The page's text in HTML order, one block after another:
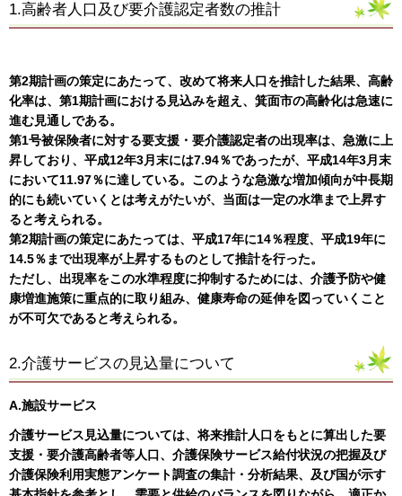
1.高齢者人口及び要介護認定者数の推計
第2期計画の策定にあたって、改めて将来人口を推計した結果、高齢
化率は、第1期計画における見込みを超え、箕面市の高齢化は急速に
進む見通しである。
第1号被保険者に対する要支援・要介護認定者の出現率は、急激に上
昇しており、平成12年3月末には7.94％であったが、平成14年3月末
において11.97％に達している。このような急激な増加傾向が中長期
的にも続いていくとは考えがたいが、当面は一定の水準まで上昇す
ると考えられる。
第2期計画の策定にあたっては、平成17年に14％程度、平成19年に
14.5％まで出現率が上昇するものとして推計を行った。
ただし、出現率をこの水準程度に抑制するためには、介護予防や健
康増進施策に重点的に取り組み、健康寿命の延伸を図っていくこと
が不可欠であると考えられる。
2.介護サービスの見込量について
A.施設サービス
介護サービス見込量については、将来推計人口をもとに算出した要
支援・要介護高齢者等人口、介護保険サービス給付状況の把握及び
介護保険利用実態アンケート調査の集計・分析結果、及び国が示す